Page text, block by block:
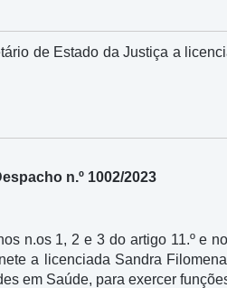
de Estado da Justiça a
n.º 1002/2023
n.os 1, 2 e 3 do artigo 11.º e
a licenciada Sandra
em Saúde, para exercer